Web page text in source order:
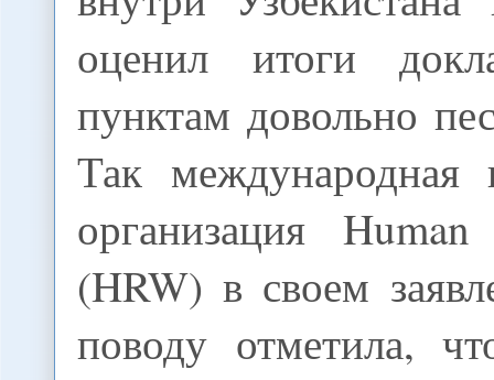
оценил итоги
пунктам довольно
Так международная
организация
(HRW) в своем
поводу отметила,